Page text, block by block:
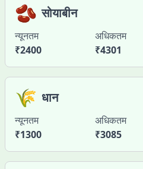
🫘 सोयाबीन
न्यूनतम
₹2400
अधिकतम
₹4301
🌾 धान
न्यूनतम
₹1300
अधिकतम
₹3085